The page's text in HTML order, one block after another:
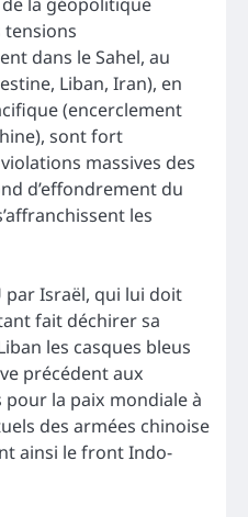
tensions
dans le Sahel, au
Liban, Iran), en
(encerclement
sont fort
massives des
d’effondrement du
les
par Israël, qui lui doit
fait déchirer sa
les casques bleus
précédent aux
pour la paix mondiale à
des armées chinoise
ainsi le front Indo-